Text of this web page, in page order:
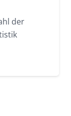
der